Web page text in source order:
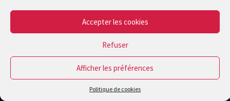
Accepter les cookies
Refuser
Afficher les préférences
Politique de cookies
de notre chiffre d’affaires consacré à la R&D,
nos services, plaçant l’innovation au cœur de
notre approche pour répondre efficacement à